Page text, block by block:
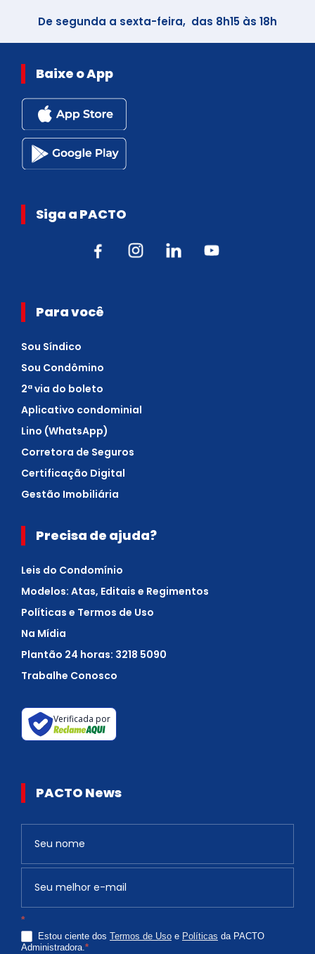
De segunda a sexta-feira, das 8h15 às 18h
Baixe o App
Siga a PACTO
Para você
Sou Síndico
Sou Condômino
2ª via do boleto
Aplicativo condominial
Lino (WhatsApp)
Corretora de Seguros
Certificação Digital
Gestão Imobiliária
Precisa de ajuda?
Leis do Condomínio
Modelos: Atas, Editais e Regimentos
Políticas e Termos de Uso
Na Mídia
Plantão 24 horas: 3218 5090
Trabalhe Conosco
Verificada por
PACTO News
*
Estou ciente dos Termos de Uso e Políticas da PACTO
Administradora.*
v
ê